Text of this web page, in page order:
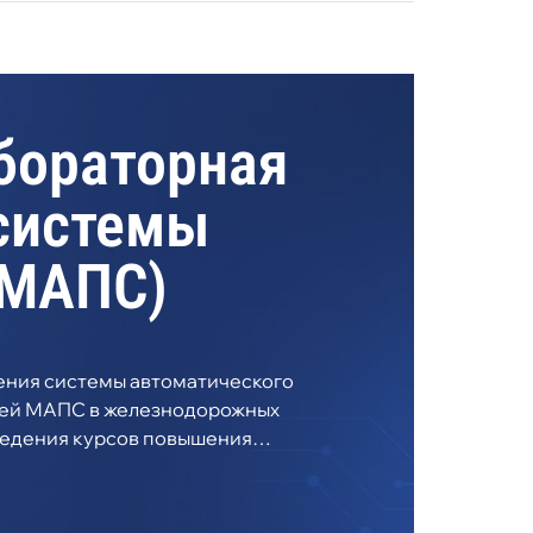
системы автоматического
МАПС в железнодорожных
курсов повышения